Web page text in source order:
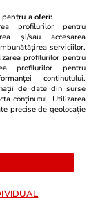
a oferi:
profilurilor pentru
și/sau accesarea
serviciilor.
profilurilor pentru
profilurilor pentru
conținutului.
de date din surse
conținutul. Utilizarea
precise de geolocație